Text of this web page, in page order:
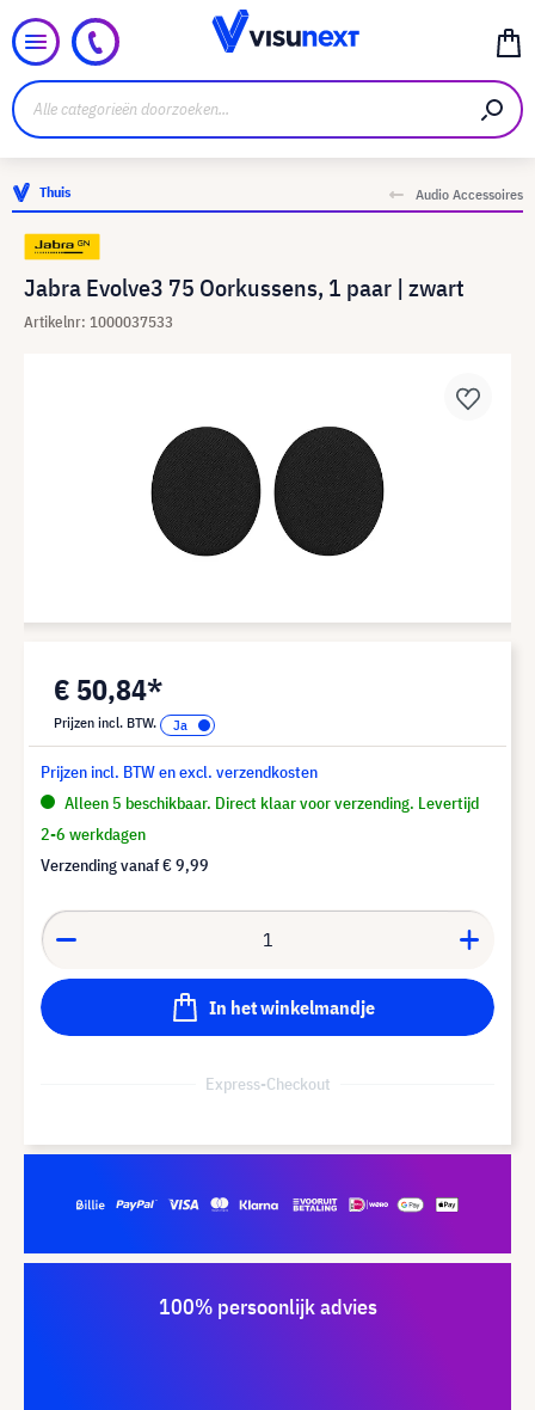
Thuis Audio Accessoires
Jabra Evolve3 75 Oorkussens, 1 paar | zwart
Artikelnr: 1000037533
€ 50,84*
Prijzen incl. BTW.
Prijzen incl. BTW en excl. verzendkosten
Alleen 5 beschikbaar. Direct klaar voor verzending. Levertijd
2-6 werkdagen
Verzending vanaf€ 9,99
In het winkelmandje
Express-Checkout
100% persoonlijk advies